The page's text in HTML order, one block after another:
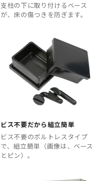
支柱の下に取り付けるベース
が、床の傷つきを防ぎます。
ビス不要だから組立簡単
ビス不要のボルトレスタイプ
で、組立簡単（画像は、ベース
とピン）。